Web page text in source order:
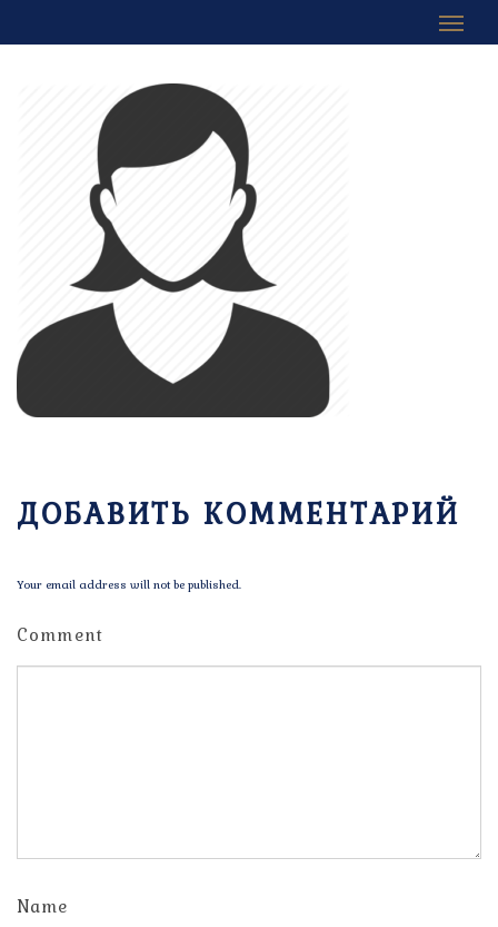
ДОБАВИТЬ КОММЕНТАРИЙ
Your email address will not be published.
Comment
Name